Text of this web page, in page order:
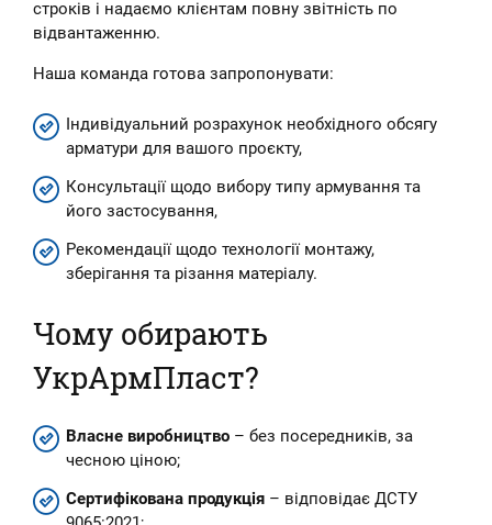
строків і надаємо клієнтам повну звітність по
відвантаженню.
Наша команда готова запропонувати:
Індивідуальний розрахунок необхідного обсягу
арматури для вашого проєкту,
Консультації щодо вибору типу армування та
його застосування,
Рекомендації щодо технології монтажу,
зберігання та різання матеріалу.
Чому обирають
УкрАрмПласт?
Власне виробництво – без посередників, за
чесною ціною;
Сертифікована продукція – відповідає ДСТУ